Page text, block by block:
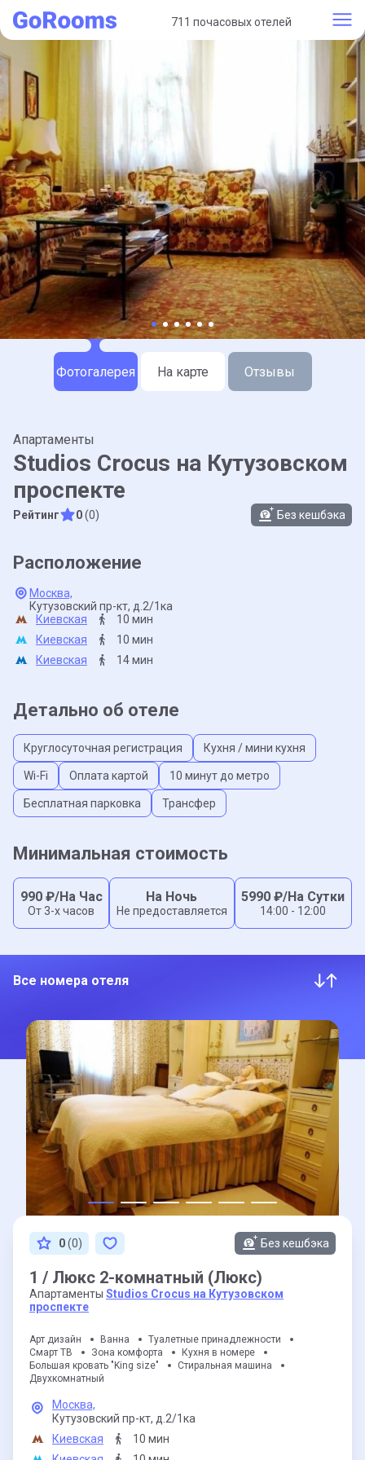
711 почасовых отелей
Апартаменты
Studios Crocus на Кутузовском
проспекте
Рейтинг 0(0) Без кешбэка
Фотогалерея На карте Отзывы
Детально об отеле
Круглосуточная регистрация Кухня / мини кухня
Wi-Fi Оплата картой 10 минут до метро
Бесплатная парковка Трансфер
Расположение
Москва,
Кутузовский пр-кт, д.2/1ка
Киевская
10 мин
Киевская
10 мин
Киевская
14 мин
Минимальная стоимость
990₽/На Час
От 3-x часов
На Ночь
Не предоставляется
5990 ₽/На Сутки
14:00 - 12:00
Все номера отеля
0(0) Без кешбэка
1 / Люкс 2-комнатный (Люкс)
Апартаменты Studios Crocus на Кутузовском
проспекте
Арт дизайн Ванна
Туалетные принадлежности
Смарт ТВ
Зона комфорта
Кухня в номере
Большая кровать "King size"
Стиральная машина
Двухкомнатный
Москва,
Кутузовский пр-кт, д.2/1ка
Киевская
10 мин